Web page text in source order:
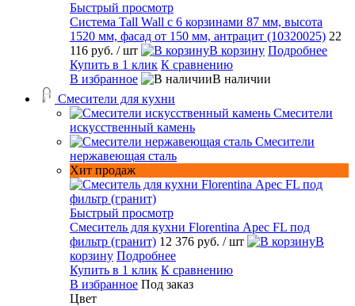
Быстрый просмотр
Система Tall Wall с 6 корзинами 87 мм, высота
1520 мм, фасад от 150 мм, антрацит (10320025) 22
116 руб. / шт В корзину Подробнее
Купить в 1 клик К сравнению
В избранное
В наличии
Смесители для кухни
Смесители
искусственный камень
Смесители
нержавеющая сталь
Хит продаж
Быстрый просмотр
Смеситель для кухни Florentina Арес FL под
фильтр (гранит) 12 376 руб. / шт
В
корзину Подробнее
Купить в 1 клик К сравнению
В избранное Под заказ
Цвет